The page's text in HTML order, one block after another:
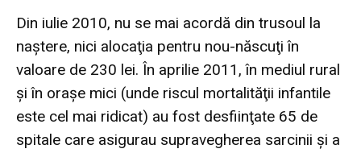
Din iulie 2010, nu se mai acordă din trusoul la
naştere, nici alocaţia pentru nou-născuţi în
valoare de 230 lei. În aprilie 2011, în mediul rural
şi în oraşe mici (unde riscul mortalităţii infantile
este cel mai ridicat) au fost desfiinţate 65 de
spitale care asigurau supravegherea sarcinii şi a